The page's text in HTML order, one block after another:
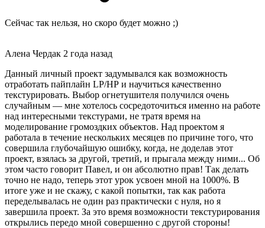
Сейчас так нельзя, но скоро будет можно ;)
Алена Чердак 2 года назад
Данный личный проект задумывался как возможность
отработать пайплайн LP/HP и научиться качественно
текстурировать. Выбор огнетушителя получился очень
случайным — мне хотелось сосредоточиться именно на работе
над интересными текстурами, не тратя время на
моделирование громоздких объектов. Над проектом я
работала в течение нескольких месяцев по причине того, что
совершила глубочайшую ошибку, когда, не доделав этот
проект, взялась за другой, третий, и прыгала между ними... Об
этом часто говорит Павел, и он абсолютно прав! Так делать
точно не надо, теперь этот урок усвоен мной на 1000%. В
итоге уже и не скажу, с какой попытки, так как работа
переделывалась не один раз практически с нуля, но я
завершила проект. За это время возможности текстурирования
открылись передо мной совершенно с другой стороны!